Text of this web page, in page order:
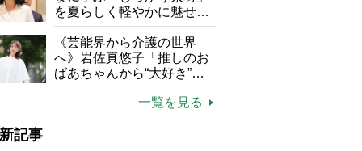
にしない」
を夏らしく軽やかに魅せる
3つの着こなし法則
《芸能界から介護の世界
へ》岩佐真悠子「推しのお
ばあちゃんから“大好き”を
飛ぶ“やりがい”、介護の現
一覧を見る
記事